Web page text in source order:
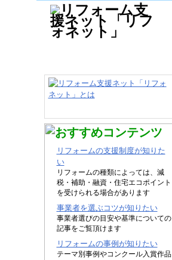
リフォームの支援制度が知りた
い
リフォームの種類によっては、減
税・補助・融資・住宅エコポイント
を受けられる場合があります
事業者を選ぶコツが知りたい
事業者選びの目安や基準についての
記事をご覧頂けます
リフォームの事例が知りたい
テーマ別事例やコンクール入賞作品